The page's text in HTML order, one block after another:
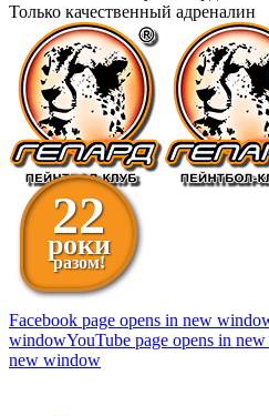
Только качественный адреналин
22
роки
разом!
Facebook page opens in new
windowYouTube page opens in
new window